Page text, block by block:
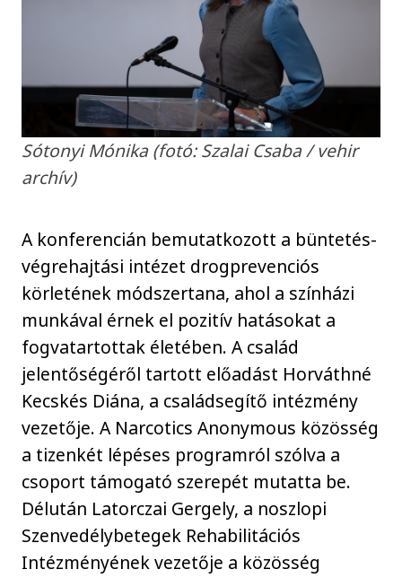
Sótonyi Mónika (fotó: Szalai Csaba / vehir
archív)
A konferencián bemutatkozott a büntetés-
végrehajtási intézet drogprevenciós
körletének módszertana, ahol a színházi
munkával érnek el pozitív hatásokat a
fogvatartottak életében. A család
jelentőségéről tartott előadást Horváthné
Kecskés Diána, a családsegítő intézmény
vezetője. A Narcotics Anonymous közösség
a tizenkét lépéses programról szólva a
csoport támogató szerepét mutatta be.
Délután Latorczai Gergely, a noszlopi
Szenvedélybetegek Rehabilitációs
Intézményének vezetője a közösség